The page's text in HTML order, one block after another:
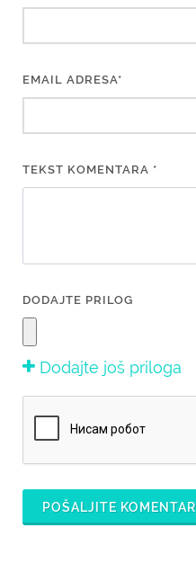
EMAIL ADRESA*
TEKST KOMENTARA *
DODAJTE PRILOG
Dodajte još priloga
POŠALJITE KOMENTAR